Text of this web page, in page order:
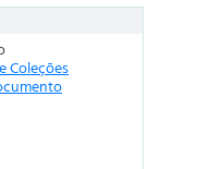
Coleções